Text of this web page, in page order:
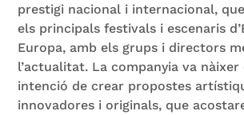
prestigi nacional i internacional,
els principals festivals i escenaris
Europa, amb els grups i directors
l’actualitat. La companyia va nàixer
intenció de crear propostes
innovadores i originals, que